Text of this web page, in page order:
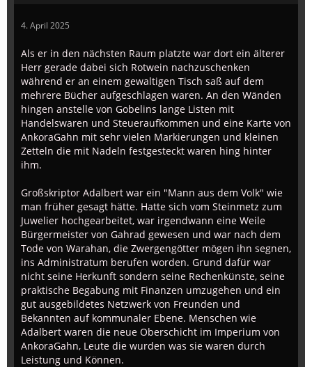
4. April 2025
Als er in den nächsten Raum platzte war dort ein älterer
Herr gerade dabei sich Rotwein nachzuschenken
während er an einem gewaltigen Tisch saß auf dem
mehrere Bücher aufgeschlagen waren. An den Wänden
hingen anstelle von Gobelins lange Listen mit
Handelswaren und Steueraufkommen und eine Karte von
AnkoraGahn mit sehr vielen Markierungen und kleinen
Zetteln die mit Nadeln festgesteckt waren hing hinter
ihm.
Großskriptor Adalbert war ein "Mann aus dem Volk" wie
man früher gesagt hätte. Hatte sich vom Steinmetz zum
Juwelier hochgearbeitet, war irgendwann eine Weile
Bürgermeister von Gahrad gewesen und war nach dem
Tode von Warahan, die Zwergengötter mögen ihn segnen,
ins Administratum berufen worden. Grund dafür war
nicht seine Herkunft sondern seine Rechenkünste, seine
praktische Begabung mit Finanzen umzugehen und ein
gut ausgebildetes Netzwerk von Freunden und
Bekannten auf kommunaler Ebene. Menschen wie
Adalbert waren die neue Oberschicht im Imperium von
AnkoraGahn, Leute die wurden was sie waren durch
Leistung und Können.